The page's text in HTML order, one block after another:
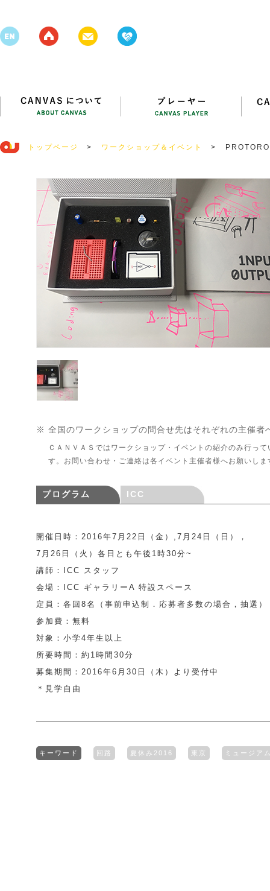
トップページ > ワークショップ＆イベント >
※ 全国のワークショップの問合せ先はそれぞれの主催者
ＣＡＮＶＡＳではワークショップ・イベントの紹介のみ行って
す。お問い合わせ・ご連絡は各イベント主催者様へお願いしま
プログラム ICC
開催日時：2016年7月22日（金）,7月24日（日），
7月26日（火）各日とも午後1時30分~
講師：ICC スタッフ
会場：ICC ギャラリーA 特設スペース
定員：各回8名（事前申込制．応募者多数の場合，抽選）
参加費：無料
対象：小学4年生以上
所要時間：約1時間30分
募集期間：2016年6月30日（木）より受付中
＊見学自由
キーワード 回路 夏休み2016 東京 ミュージア